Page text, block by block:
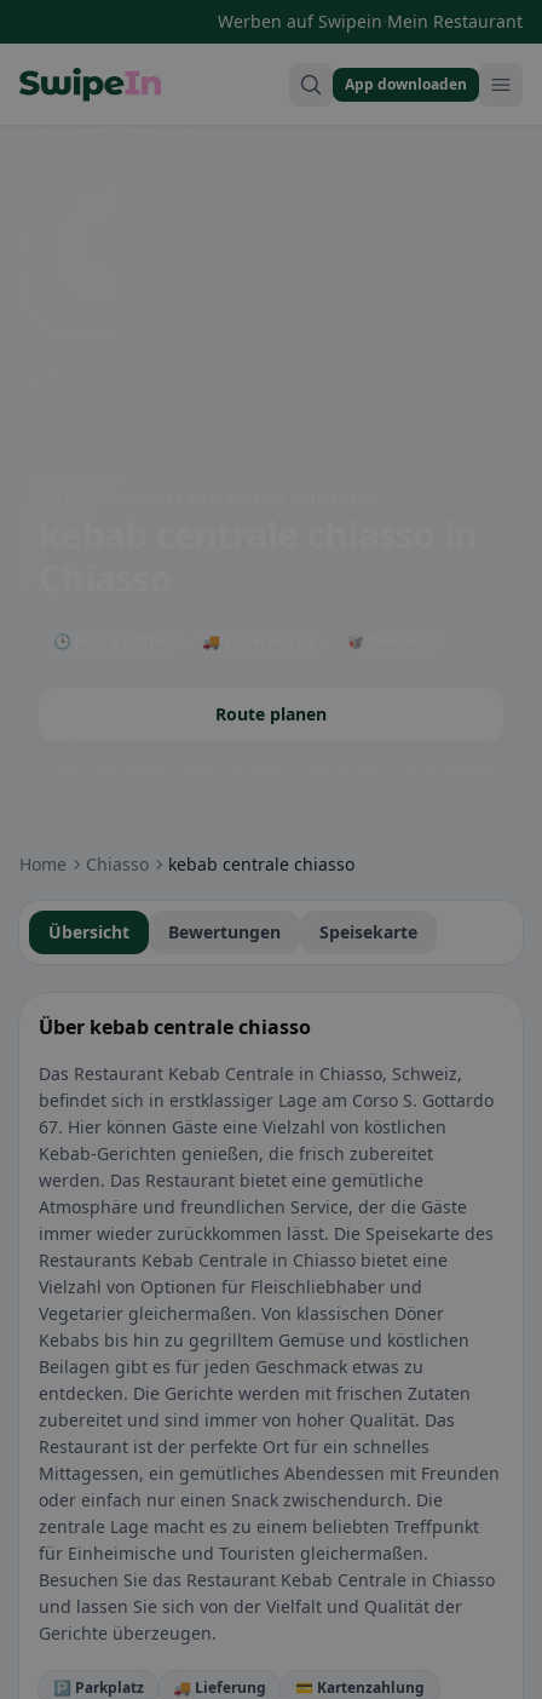
Werben auf Swipein·Mein Restaurant
App downloaden
🕒 Jetzt geöffnet 🚚 Lieferservice 🥡 Takeaway
Route planen
Home Chiasso kebab centrale chiasso
Übersicht Bewertungen Speisekarte
Über kebab centrale chiasso
Das Restaurant Kebab Centrale in Chiasso, Schweiz,
befindet sich in erstklassiger Lage am Corso S. Gottardo
67. Hier können Gäste eine Vielzahl von köstlichen
Kebab-Gerichten genießen, die frisch zubereitet
werden. Das Restaurant bietet eine gemütliche
Atmosphäre und freundlichen Service, der die Gäste
immer wieder zurückkommen lässt. Die Speisekarte des
Restaurants Kebab Centrale in Chiasso bietet eine
Vielzahl von Optionen für Fleischliebhaber und
Vegetarier gleichermaßen. Von klassischen Döner
Kebabs bis hin zu gegrilltem Gemüse und köstlichen
Beilagen gibt es für jeden Geschmack etwas zu
entdecken. Die Gerichte werden mit frischen Zutaten
zubereitet und sind immer von hoher Qualität. Das
Restaurant ist der perfekte Ort für ein schnelles
Mittagessen, ein gemütliches Abendessen mit Freunden
oder einfach nur einen Snack zwischendurch. Die
zentrale Lage macht es zu einem beliebten Treffpunkt
für Einheimische und Touristen gleichermaßen.
Besuchen Sie das Restaurant Kebab Centrale in Chiasso
und lassen Sie sich von der Vielfalt und Qualität der
Gerichte überzeugen.
🅿️ Parkplatz 🚚 Lieferung
💳 Kartenzahlung